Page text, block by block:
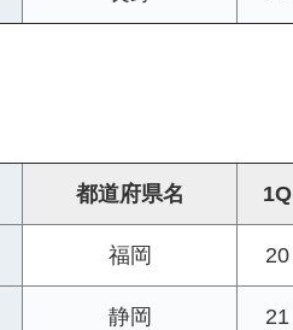
都道府県名 1Q
福岡 20
静岡 21